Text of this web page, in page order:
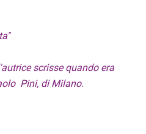
scrisse quando era
Pini, di Milano.